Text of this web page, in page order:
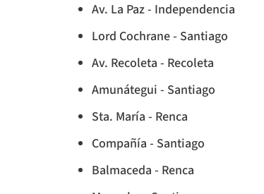
Av. La Paz - Independencia
Lord Cochrane - Santiago
Av. Recoleta - Recoleta
Amunátegui - Santiago
Sta. María - Renca
Compañía - Santiago
Balmaceda - Renca